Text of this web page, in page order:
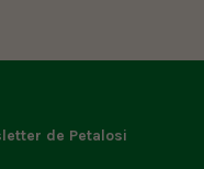
de Petalosi